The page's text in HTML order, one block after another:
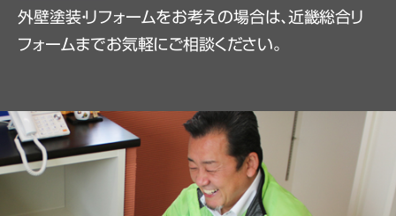
外壁塗装・リフォームをお考えの場合は、近畿総合リ
フォームまでお気軽にご相談ください。